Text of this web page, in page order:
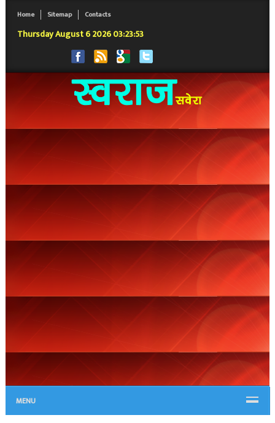
Home Sitemap Contacts
Thursday August 6 2026 03:23:54
MENU